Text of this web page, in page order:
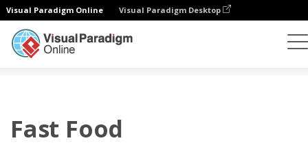
Visual Paradigm Online Visual Paradigm Desktop
Fast Food